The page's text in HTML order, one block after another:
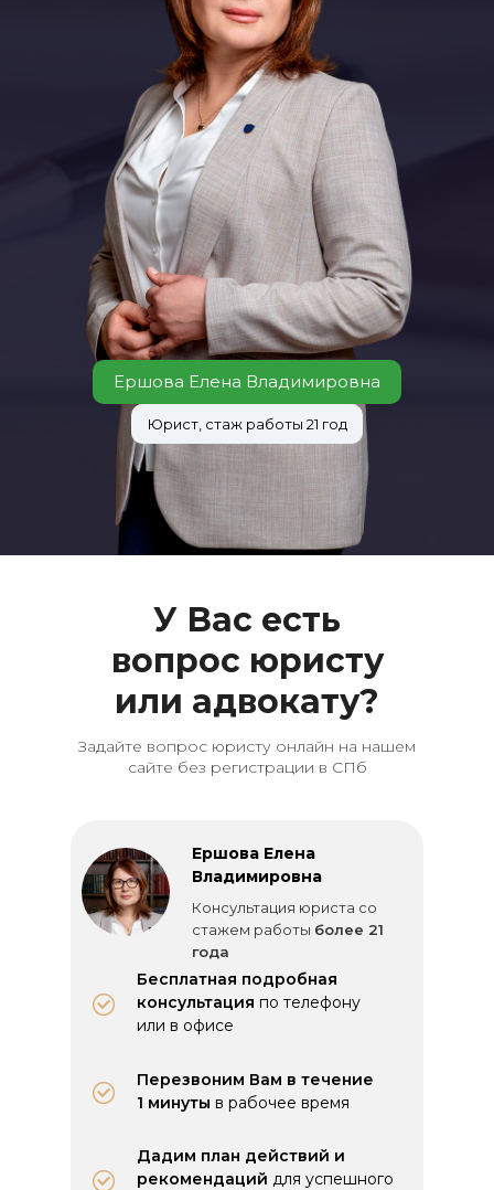
Ершова Елена Владимировна
Юрист, стаж работы 21 год
У Вас есть
вопрос юристу
или адвокату?
Задайте вопрос юристу онлайн на нашем
сайте без регистрации в СПб
Бесплатная подробная
консультация по телефону
или в офисе
Перезвоним Вам в течение
1 минуты в рабочее время
Дадим план действий и
рекомендаций для успешного
Ершова Елена
Владимировна
Консультация юриста со
стажем работы более 21
года